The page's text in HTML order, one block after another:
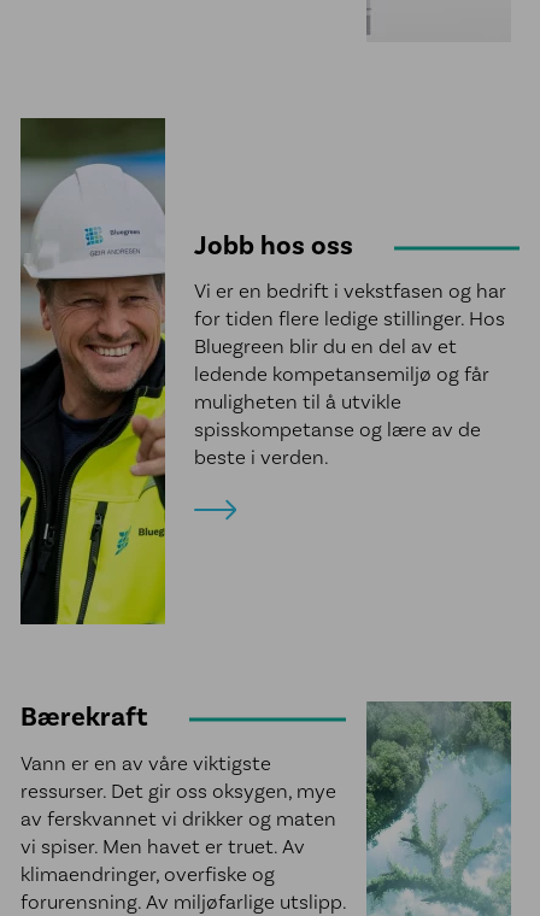
Jobb hos oss
Vi er en bedrift i vekstfasen og har
for tiden flere ledige stillinger. Hos
Bluegreen blir du en del av et
ledende kompetansemiljø og får
muligheten til å utvikle
spisskompetanse og lære av de
beste i verden.
Bærekraft
Vann er en av våre viktigste
ressurser. Det gir oss oksygen, mye
av ferskvannet vi drikker og maten
vi spiser. Men havet er truet. Av
klimaendringer, overfiske og
forurensning. Av miljøfarlige utslipp.